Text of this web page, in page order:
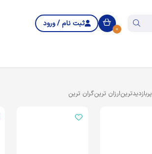
0
ثبت نام / ورود
پربازدیدترینارزان ترینگران ترین